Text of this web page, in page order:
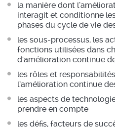
la manière dont
interagit et conditionne
phases du cycle de vie
les sous-processus, les
fonctions utilisées dans
d'amélioration continue
les rôles et
l’amélioration continue
les aspects de
prendre en compte
les défis, facteurs de